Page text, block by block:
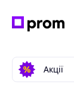
Акції